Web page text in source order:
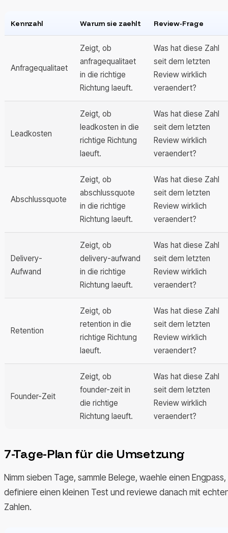
Kennzahl Warum sie zaehlt Review-Frage
Anfragequalitaet
Zeigt, ob
anfragequalitaet
in die richtige
Richtung laeuft.
Was hat diese Zahl
seit dem letzten
Review wirklich
veraendert?
Leadkosten
Zeigt, ob
leadkosten in die
richtige Richtung
laeuft.
Was hat diese Zahl
seit dem letzten
Review wirklich
veraendert?
Abschlussquote
Zeigt, ob
abschlussquote
in die richtige
Richtung laeuft.
Was hat diese Zahl
seit dem letzten
Review wirklich
veraendert?
Delivery-
Aufwand
Zeigt, ob
delivery-aufwand
in die richtige
Richtung laeuft.
Was hat diese Zahl
seit dem letzten
Review wirklich
veraendert?
Retention
Zeigt, ob
retention in die
richtige Richtung
laeuft.
Was hat diese Zahl
seit dem letzten
Review wirklich
veraendert?
Founder-Zeit
Zeigt, ob
founder-zeit in
die richtige
Richtung laeuft.
Was hat diese Zahl
seit dem letzten
Review wirklich
veraendert?
7-Tage-Plan für die Umsetzung
Nimm sieben Tage, sammle Belege, waehle einen Engpass,
definiere einen kleinen Test und reviewe danach mit
Zahlen.